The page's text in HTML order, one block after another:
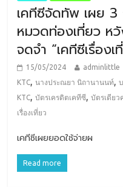
เคทีซีจัดทัพ เผย 3
หมวดท่องเที่ยว ห
จดจำ “เคทีซีเรื่อง
15/05/2024 adminlittle
KTC,นางประณยา นิถานานนท์,
KTC,บัตรเครดิตเคทีซี,บัตรเดียว
เรื่องเที่ยว
เคทีซีเผยยอดใช้จ่ายผ
Read more